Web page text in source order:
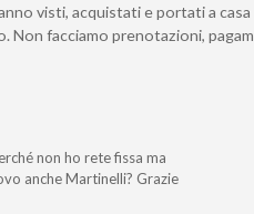
visti, acquistati e portati a casa
Non facciamo prenotazioni,
non ho rete fissa ma
anche Martinelli? Grazie